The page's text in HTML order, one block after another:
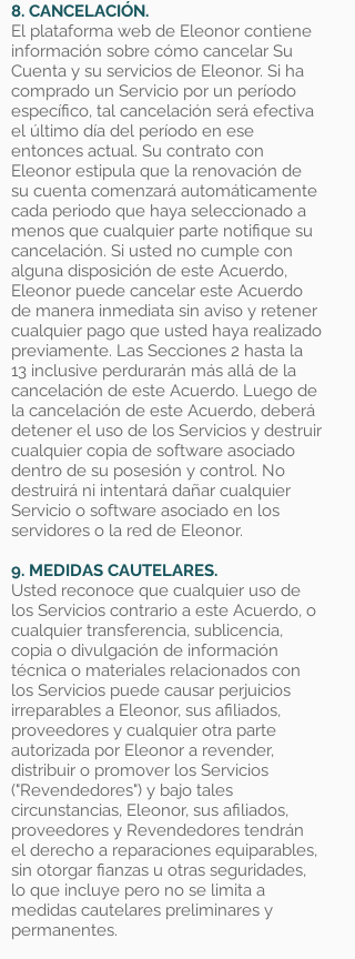
8. CANCELACIÓN.
El plataforma web de Eleonor contiene
información sobre cómo cancelar Su
Cuenta y su servicios de Eleonor. Si ha
comprado un Servicio por un período
específico, tal cancelación será efectiva
el último día del período en ese
entonces actual. Su contrato con
Eleonor estipula que la renovación de
su cuenta comenzará automáticamente
cada periodo que haya seleccionado a
menos que cualquier parte notifique su
cancelación. Si usted no cumple con
alguna disposición de este Acuerdo,
Eleonor puede cancelar este Acuerdo
de manera inmediata sin aviso y retener
cualquier pago que usted haya realizado
previamente. Las Secciones 2 hasta la
13 inclusive perdurarán más allá de la
cancelación de este Acuerdo. Luego de
la cancelación de este Acuerdo, deberá
detener el uso de los Servicios y destruir
cualquier copia de software asociado
dentro de su posesión y control. No
destruirá ni intentará dañar cualquier
Servicio o software asociado en los
servidores o la red de Eleonor.
9. MEDIDAS CAUTELARES.
Usted reconoce que cualquier uso de
los Servicios contrario a este Acuerdo, o
cualquier transferencia, sublicencia,
copia o divulgación de información
técnica o materiales relacionados con
los Servicios puede causar perjuicios
irreparables a Eleonor, sus afiliados,
proveedores y cualquier otra parte
autorizada por Eleonor a revender,
distribuir o promover los Servicios
("Revendedores") y bajo tales
circunstancias, Eleonor, sus afiliados,
proveedores y Revendedores tendrán
el derecho a reparaciones equiparables,
sin otorgar fianzas u otras seguridades,
lo que incluye pero no se limita a
medidas cautelares preliminares y
permanentes.